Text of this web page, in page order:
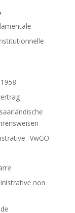
-VwGO-
non